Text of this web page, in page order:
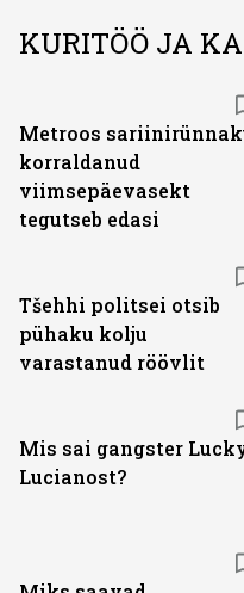
KURITÖÖ JA
Metroos
korraldanud
viimsepäevasekt
tegutseb edasi
Tšehhi politsei otsib
pühaku kolju
varastanud röövlit
Mis sai gangster
Lucianost?